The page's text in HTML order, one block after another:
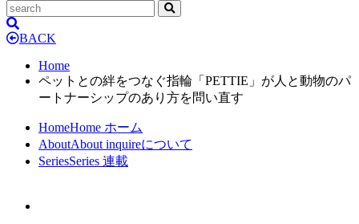
BACK
Home
ペットとの絆をつなぐ指輪「PETTIE」が人と動物のパ
ートナーシップのあり方を問い直す
HomeHome ホーム
AboutAbout inquireについて
SeriesSeries 連載